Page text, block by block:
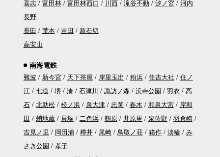
喜志
富田林 富田林西口 川西 滝谷不動 汐ノ宮
河内
長野
長田
荒本 吉田
新石切
高安山
南海電鉄
難波 新今宮 天下茶屋 岸里玉出 粉浜 住吉大社
住ノ
江
七道 堺 湊 石津川 諏訪ノ森 浜寺公園 羽衣
高
石
北助松 松ノ浜 泉大津 忠岡 春木 和泉大宮
岸和
田
蛸地蔵 貝塚 二色浜 鶴原 井原里 泉佐野
羽倉崎
吉見ノ里
岡田浦 樽井 尾崎 鳥取ノ荘 箱作 淡輪
み
さき公園
孝子